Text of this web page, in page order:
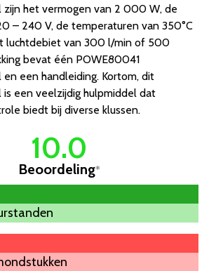
het vermogen van 2 000 W, de
– 240 V, de temperaturen van 350°C
luchtdebiet van 300 l/min of 500
bevat één POWE80041
een handleiding. Kortom, dit
een veelzijdig hulpmiddel dat
biedt bij diverse klussen.
10.0
Beoordeling*